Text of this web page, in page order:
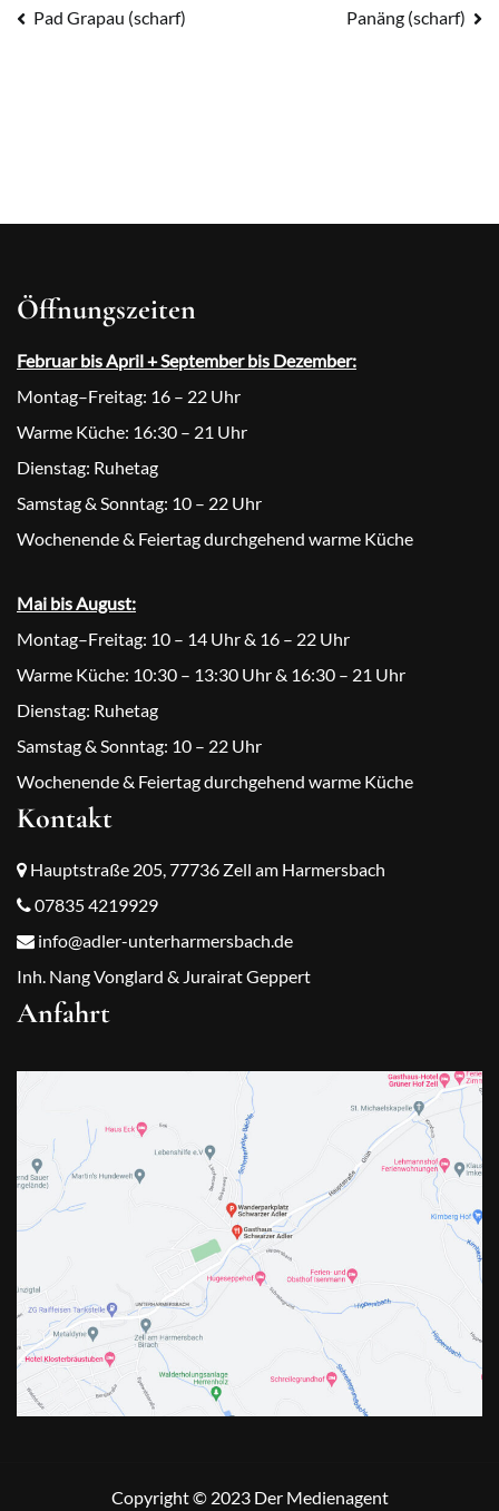
Beitragsnavigation
Pad Grapau (scharf) Panäng (scharf)
Öffnungszeiten
Februar bis April + September bis Dezember:
Montag–Freitag: 16 – 22 Uhr
Warme Küche: 16:30 – 21 Uhr
Dienstag: Ruhetag
Samstag & Sonntag: 10 – 22 Uhr
Wochenende & Feiertag durchgehend warme Küche
Mai bis August:
Montag–Freitag: 10 – 14 Uhr & 16 – 22 Uhr
Warme Küche: 10:30 – 13:30 Uhr & 16:30 – 21 Uhr
Dienstag: Ruhetag
Samstag & Sonntag: 10 – 22 Uhr
Wochenende & Feiertag durchgehend warme Küche
Kontakt
Hauptstraße 205, 77736 Zell am Harmersbach
07835 4219929
info@adler-unterharmersbach.de
Inh. Nang Vonglard & Jurairat Geppert
Anfahrt
Copyright © 2023 Der Medienagent